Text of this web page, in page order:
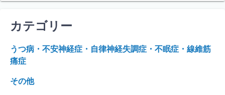
カテゴリー
うつ病・不安神経症・自律神経失調症・不眠症・線維筋
痛症
その他